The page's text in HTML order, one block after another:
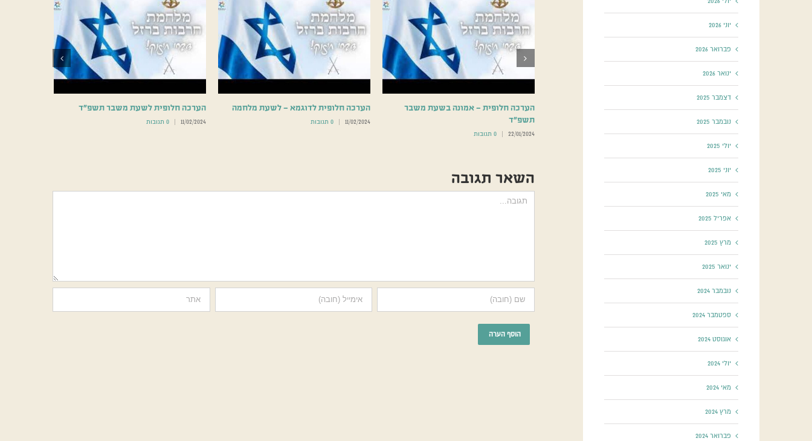
הערכה חלופית לשעת משבר תשפ”ד
11/02/2024
| 0 תגובות
הערכה חלופית לדוגמא – לשעת מלחמה
11/02/2024
| 0 תגובות
הערכה חלופית – אמונה בשעת משבר
תשפ”ד
22/01/2024
| 0 תגובות
ניתוח יצירה אומנותית
08/12/2021
חלופית לפרק ד’
השאר תגובה
יוני 2026
פברואר 2026
ינואר 2026
דצמבר 2025
נובמבר 2025
יולי 2025
יוני 2025
מאי 2025
אפריל 2025
מרץ 2025
ינואר 2025
נובמבר 2024
ספטמבר 2024
אוגוסט 2024
יולי 2024
מאי 2024
מרץ 2024
פברואר 2024